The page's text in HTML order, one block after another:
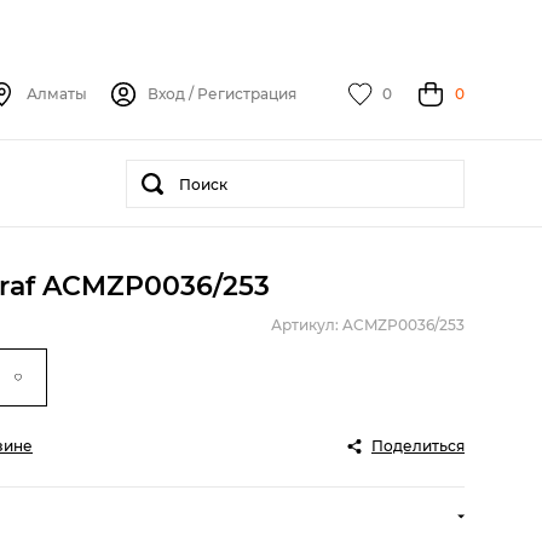
Алматы Вход / Регистрация 0 0
ACMZP0036/253
Артикул: ACMZP0036/253
Поделиться